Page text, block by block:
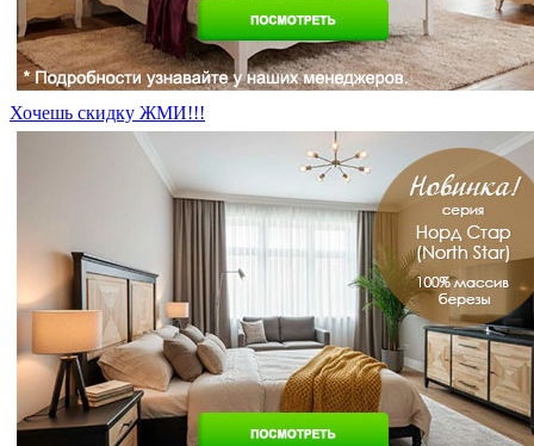
Хочешь скидку ЖМИ!!!